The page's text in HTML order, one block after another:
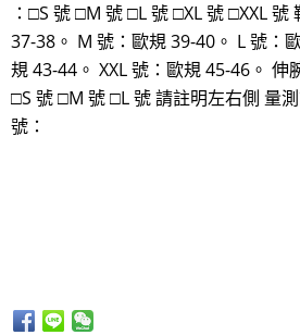
：□S 號 □M 號 □L 號 □XL 號 □XXL 號
37-38。 M 號：歐規 39-40。 L 號：
規 43-44。 XXL 號：歐規 45-46。 伸
□S 號 □M 號 □L 號 請註明左右側 量
號：